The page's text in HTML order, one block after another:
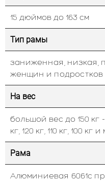
15 дюймов до 163 см
Тип рамы
заниженная, низкая,
женщин и подростков
На вес
большой вес до 150 кг
кг, 120 кг, 110 кг, 100 кг
Рама
Алюминиевая 6061с